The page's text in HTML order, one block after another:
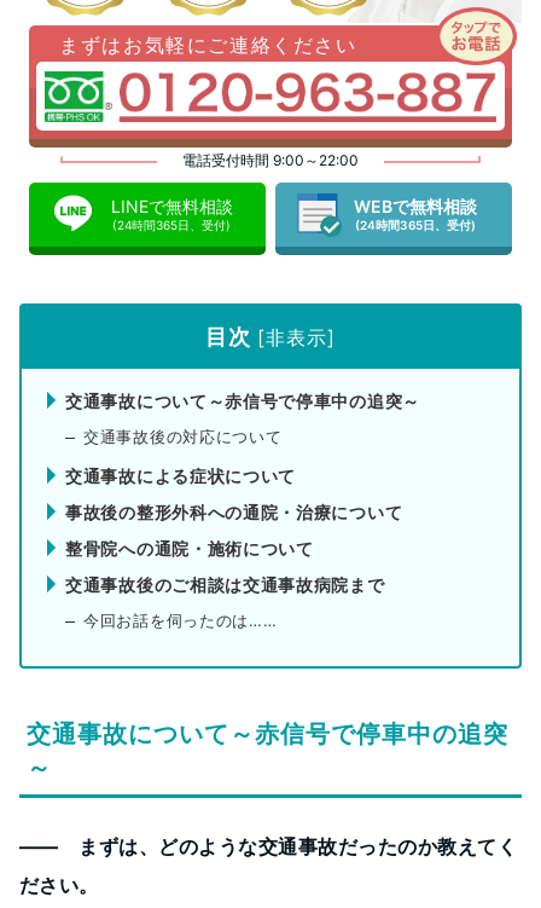
まずはお気軽にご連絡ください
電話受付時間 9:00～22:00
LINEで無料相談
(24時間365日、受付)
WEBで無料相談
(24時間365日、受付)
目次 [非表示]
交通事故について～赤信号で停車中の追突～
交通事故後の対応について
交通事故による症状について
事故後の整形外科への通院・治療について
整骨院への通院・施術について
交通事故後のご相談は交通事故病院まで
今回お話を伺ったのは……
交通事故について～赤信号で停車中の追突
～
―― まずは、どのような交通事故だったのか教えてく
ださい。